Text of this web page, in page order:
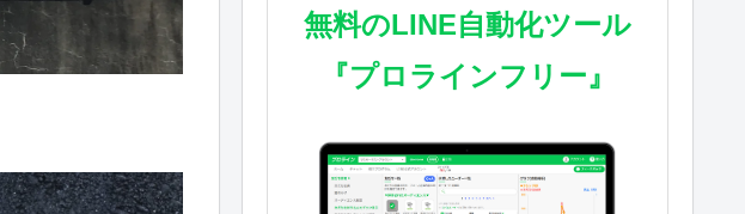
無料のLINE自動化ツール
『プロラインフリー』